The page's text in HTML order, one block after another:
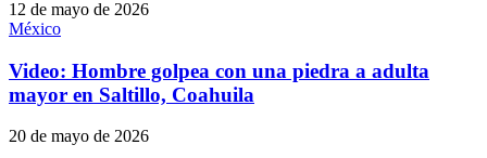
12 de mayo de 2026
México
Video: Hombre golpea con una piedra a adulta
mayor en Saltillo, Coahuila
20 de mayo de 2026